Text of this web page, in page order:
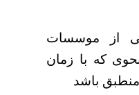
از موسسات
که با زمان
باشد